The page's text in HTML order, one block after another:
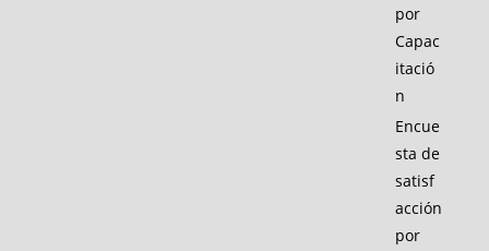
por
Capac
itació
n
Encue
sta de
satisf
acción
por